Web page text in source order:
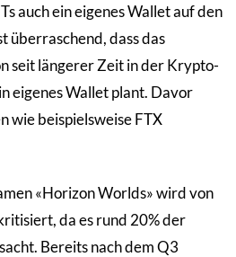
auch ein eigenes Wallet auf den
überraschend, dass das
seit längerer Zeit in der Krypto-
eigenes Wallet plant. Davor
wie beispielsweise FTX
«Horizon Worlds» wird von
da es rund 20% der
Bereits nach dem Q3